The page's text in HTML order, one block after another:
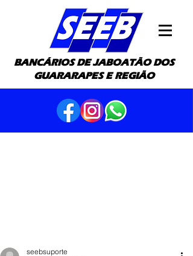
BANCÁRIOS DE JABOATÃO DOS
GUARARAPES E REGIÃO
seebsuporte